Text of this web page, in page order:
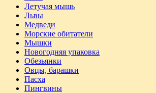
Летучая мышь
Львы
Медведи
Морские обитатели
Мышки
Новогодняя упаковка
Обезьянки
Овцы, барашки
Пасха
Пингвины